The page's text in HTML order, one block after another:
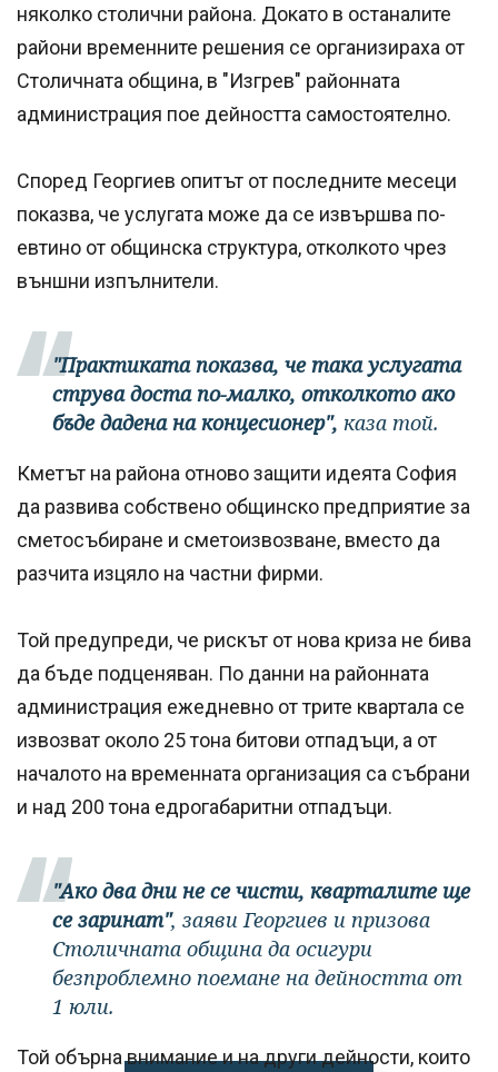
няколко столични района. Докато в останалите
райони временните решения се организираха от
Столичната община, в "Изгрев" районната
администрация пое дейността самостоятелно.
Според Георгиев опитът от последните месеци
показва, че услугата може да се извършва по-
евтино от общинска структура, отколкото чрез
външни изпълнители.
"Практиката показва, че така услугата
струва доста по-малко, отколкото ако
бъде дадена на концесионер", каза той.
Кметът на района отново защити идеята София
да развива собствено общинско предприятие за
сметосъбиране и сметоизвозване, вместо да
разчита изцяло на частни фирми.
Той предупреди, че рискът от нова криза не бива
да бъде подценяван. По данни на районната
администрация ежедневно от трите квартала се
извозват около 25 тона битови отпадъци, а от
началото на временната организация са събрани
и над 200 тона едрогабаритни отпадъци.
"Ако два дни не се чисти, кварталите ще
се заринат", заяви Георгиев и призова
Столичната община да осигури
безпроблемно поемане на дейността от
1 юли.
Той обърна внимание и на други дейности, които